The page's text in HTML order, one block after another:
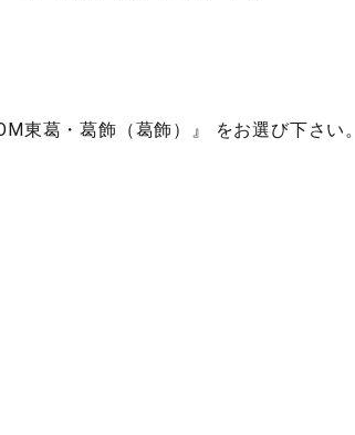
葛・葛飾（葛飾）』 をお選び下さい。